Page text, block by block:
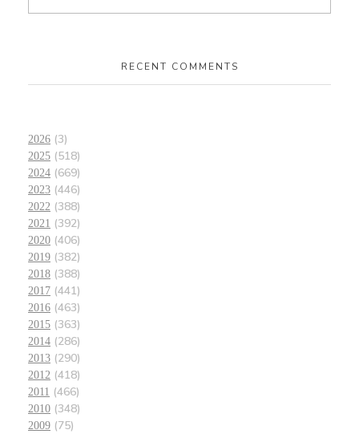
RECENT COMMENTS
2026 (3)
2025 (518)
2024 (669)
2023 (446)
2022 (388)
2021 (392)
2020 (406)
2019 (382)
2018 (388)
2017 (441)
2016 (463)
2015 (363)
2014 (286)
2013 (290)
2012 (418)
2011 (466)
2010 (348)
2009 (75)